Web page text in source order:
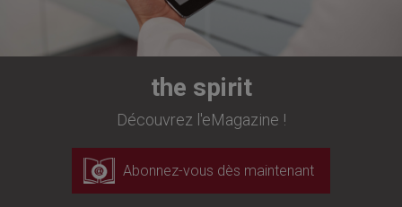
the spirit
Découvrez l'eMagazine !
Abonnez-vous dès maintenant